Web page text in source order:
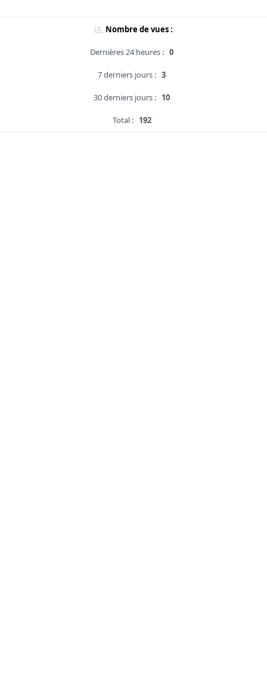
Nombre de vues :
Dernières 24 heures : 0
7 derniers jours : 3
30 derniers jours : 10
Total : 192